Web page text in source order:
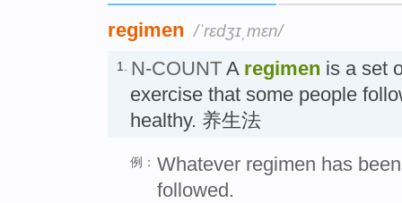
regimen /ˈrɛdʒɪˌmɛn/
1. N-COUNT A regimen is a set
exercise that some people
healthy. 养生法
例： Whatever regimen has
followed.